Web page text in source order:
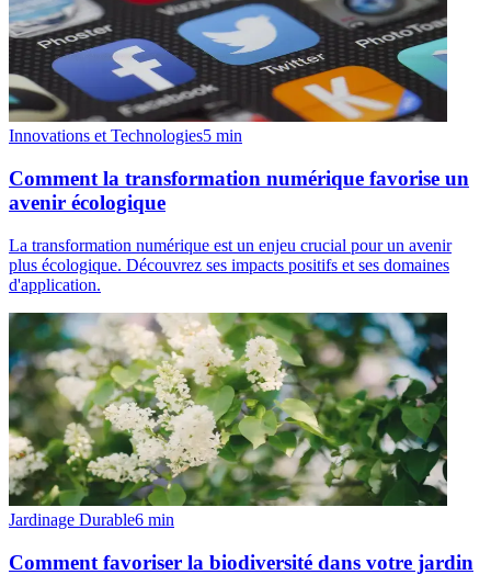
Innovations et Technologies5 min
Comment la transformation numérique favorise un
avenir écologique
La transformation numérique est un enjeu crucial pour un avenir
plus écologique. Découvrez ses impacts positifs et ses domaines
d'application.
Jardinage Durable6 min
Comment favoriser la biodiversité dans votre jardin